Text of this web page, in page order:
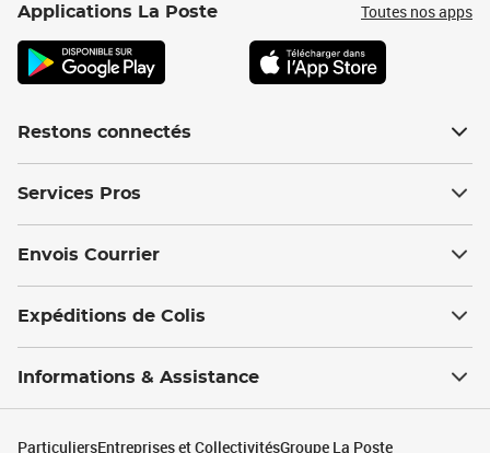
Applications La Poste Toutes nos apps
Restons connectés
Services Pros
Envois Courrier
Expéditions de Colis
Informations & Assistance
ParticuliersEntreprises et CollectivitésGroupe La Poste